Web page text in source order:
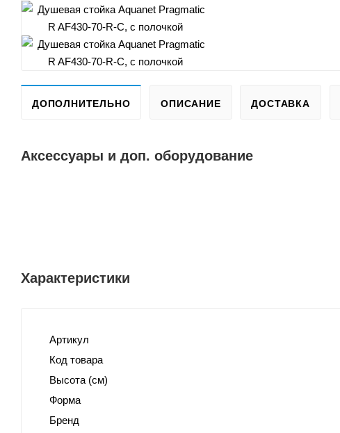
ДОПОЛНИТЕЛЬНО ОПИСАНИЕ ДОСТАВКА
Аксессуары и доп. оборудование
Характеристики
Артикул
Код товара
Высота (см)
Форма
Бренд